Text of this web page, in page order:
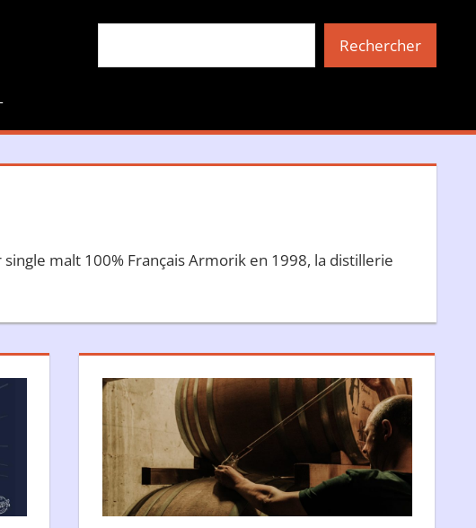
Rechercher
malt 100% Français Armorik en 1998, la distillerie